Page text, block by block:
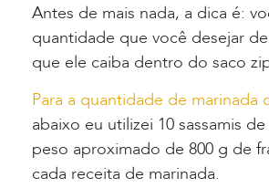
Antes de mais nada, a dica é:
quantidade que você desejar
que ele caiba dentro do saco
Para a quantidade de marinada
abaixo eu utilizei 10 sassamis
peso aproximado de 800 g de
cada receita de marinada.